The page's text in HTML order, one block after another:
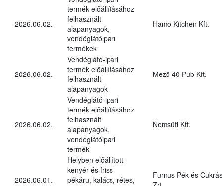
2026.06.02.
termék előállításához
felhasznált
alapanyagok,
vendéglátóipari
termékek
Hamo Kitchen Kft.
2026.06.02.
Vendéglátó-ipari
termék előállításához
felhasznált
alapanyagok
Mező 40 Pub Kft.
2026.06.02.
Vendéglátó-ipari
termék előállításához
felhasznált
alapanyagok,
vendéglátóipari
termék
Nemsüti Kft.
2026.06.01.
Helyben előállított
kenyér és friss
pékáru, kalács, rétes,
Furnus Pék és